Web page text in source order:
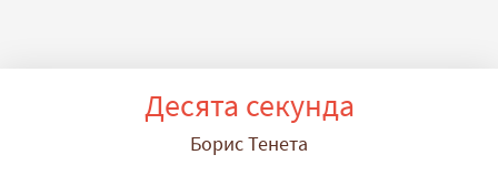
Десята секунда
Борис Тенета